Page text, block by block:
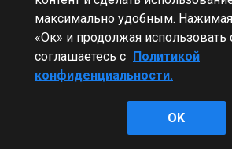
Подписчики
ПЕРЕЙТИ К СПИСКУ ТЕМ
Новости
максимально удобным.
«Ок» и продолжая использовать
соглашаетесь с Политикой
конфиденциальности.
OK